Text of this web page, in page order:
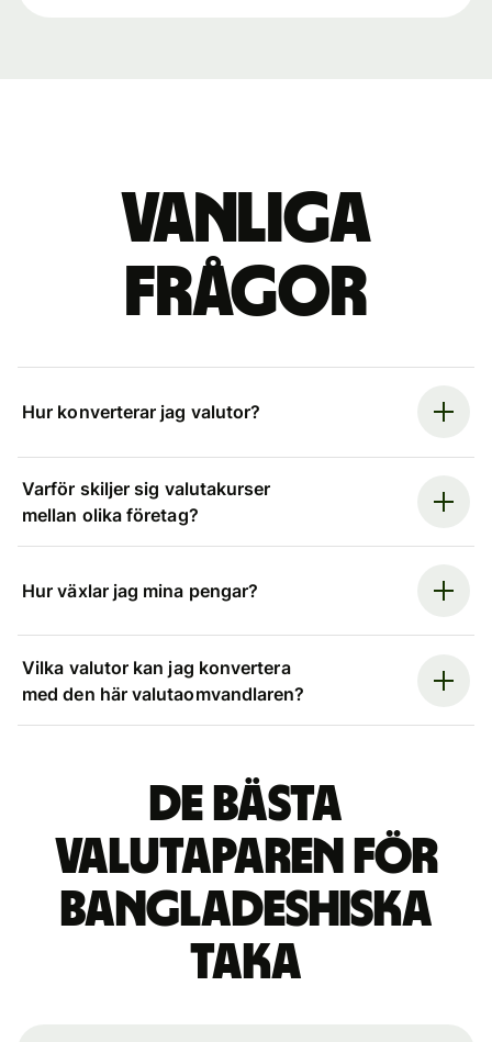
Vanliga
frågor
Hur konverterar jag valutor?
Varför skiljer sig valutakurser
mellan olika företag?
Hur växlar jag mina pengar?
Vilka valutor kan jag konvertera
med den här valutaomvandlaren?
De bästa
valutaparen för
bangladeshiska
taka